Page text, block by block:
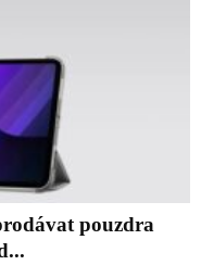
pouzdra